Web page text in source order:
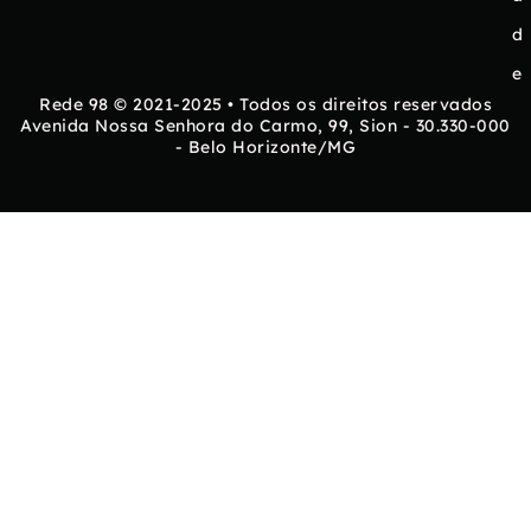
d
e
Rede 98 © 2021-2025 • Todos os direitos reservados
Avenida Nossa Senhora do Carmo, 99, Sion - 30.330-000
- Belo Horizonte/MG